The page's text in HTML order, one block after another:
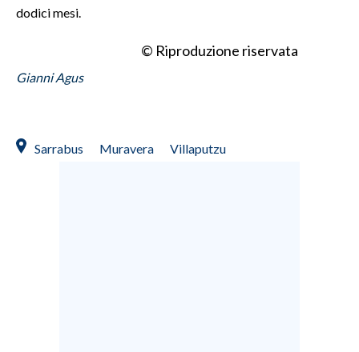
dodici mesi.
© Riproduzione riservata
Gianni Agus
Sarrabus Muravera Villaputzu